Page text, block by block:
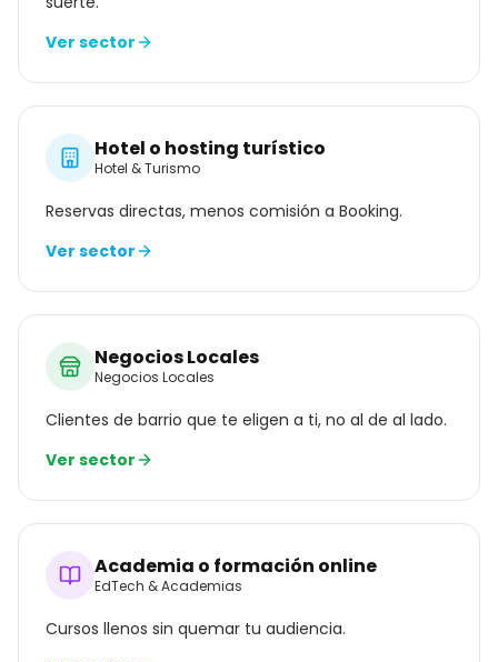
Ver sector
Hotel o hosting turístico
Hotel & Turismo
Reservas directas, menos comisión a Booking.
Ver sector
Negocios Locales
Negocios Locales
Clientes de barrio que te eligen a ti, no al de al lado.
Ver sector
Academia o formación online
EdTech & Academias
Cursos llenos sin quemar tu audiencia.